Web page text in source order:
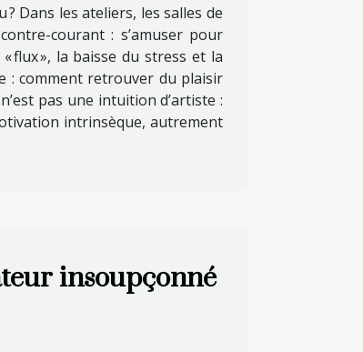
? Dans les ateliers, les salles de
courant : s’amuser pour
flux », la baisse du stress et la
: comment retrouver du plaisir
pas une intuition d’artiste :
intrinsèque, autrement
insoupçonné